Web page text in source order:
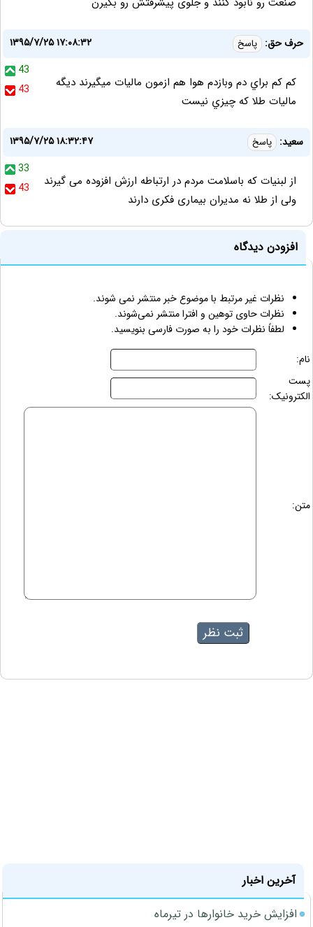
حرف حق: پاسخ
۱۳۹۵/۷/۲۵ ۱۷:۰۸:۳۲
43
43
كم كم براي دم وبازدم هوا هم ازمون ماليات ميگيرند ديگه
ماليات طلا كه چيزي نيست
سعید: پاسخ
۱۳۹۵/۷/۲۵ ۱۸:۳۲:۴۷
33
43
از لبنیات که باسلامت مردم در ارتباطه ارزش افزوده می گیرند
ولی از طلا نه مدیران بیماری فکری دارند
افزودن دیدگاه
نظرات غیر مرتبط با موضوع خبر منتشر نمی شوند.
نظرات حاوی توهین و افترا منتشر نمی‌شوند.
لطفاً نظرات خود را به صورت فارسی بنویسید.
نام:
پست
الکترونیک:
متن:
آخرین اخبار
افزایش خرید خانوارها در تیرماه